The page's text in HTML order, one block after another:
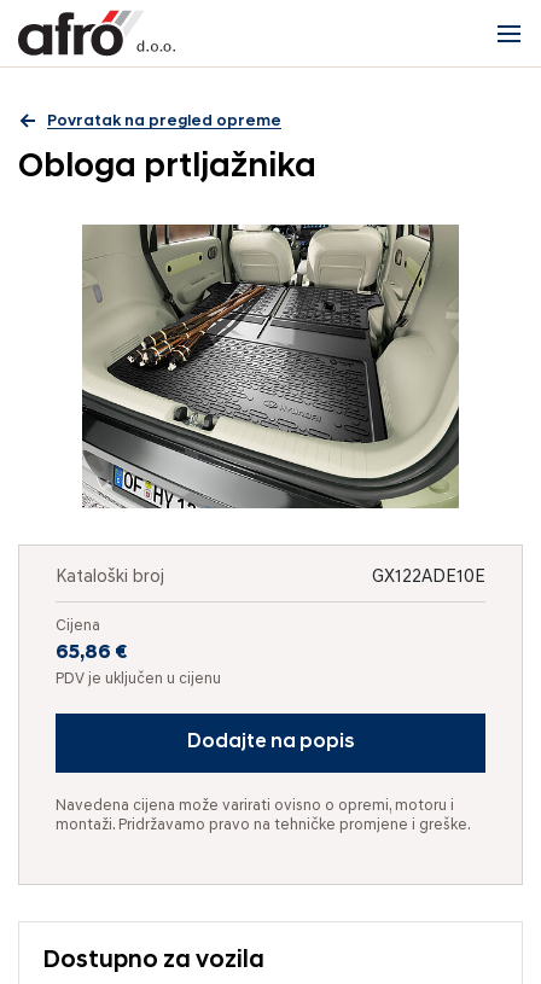
Povratak na pregled opreme
Obloga prtljažnika
Kataloški broj GX122ADE10E
Cijena
65,86 €
PDV je uključen u cijenu
Dodajte na popis
Navedena cijena može varirati ovisno o opremi, motoru i
montaži. Pridržavamo pravo na tehničke promjene i greške.
Dostupno za vozila